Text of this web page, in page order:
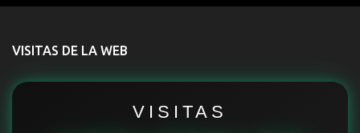
t
VISITAS DE LA WEB
VISITAS